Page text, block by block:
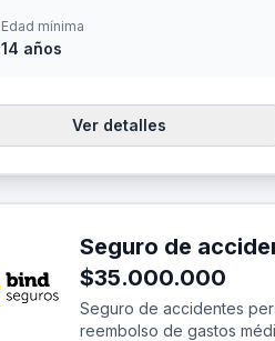
Edad mínima
14 años
Ver detalles
Seguro de
$35.000.000
Seguro de accidentes
reembolso de gastos